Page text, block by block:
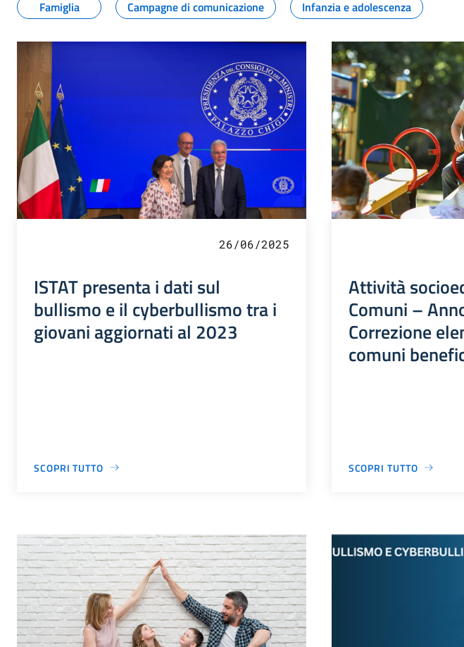
Famiglia
Campagne di comunicazione Infanzia e adolescenza
26/06/2025
ISTAT presenta i dati sul
bullismo e il cyberbullismo tra i
giovani aggiornati al 2023
SCOPRI TUTTO
Attività
Comuni –
Correzione
comuni
SCOPRI TUTTO